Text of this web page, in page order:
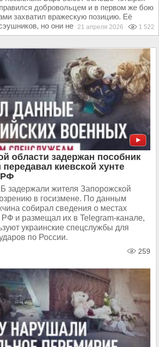
добровольцем и в первом же бою
захватил вражескую позицию. Её
но они не смогли...
21 апреля 2026 1 522
области задержан пособник
киевской хунте
РФ
задержали жителя Запорожской
в госизмене. По данным
собирал сведения о местах
и размещал их в Telegram-канале,
украинские спецслужбы для
по России.
259